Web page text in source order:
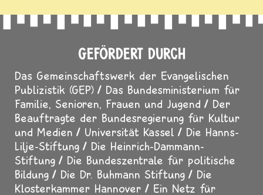
GEFÖRDERT DURCH
Das Gemeinschaftswerk der Evangelischen
Publizistik (GEP)
Das Bundesministerium für
Familie, Senioren, Frauen und Jugend
Der
Beauftragte der Bundesregierung für Kultur
und Medien
Universität Kassel
Die Hanns-
Lilje-Stiftung
Die Heinrich-Dammann-
Stiftung
Die Bundeszentrale für politische
Bildung
Die Dr. Buhmann Stiftung
Die
Klosterkammer Hannover
Ein Netz für